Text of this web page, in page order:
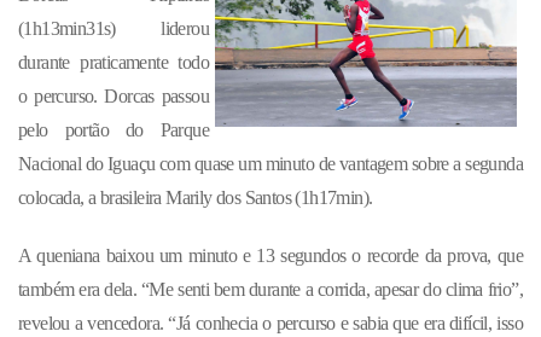
(1h13min31s) liderou
durante praticamente todo
o percurso. Dorcas passou
pelo portão do Parque
Nacional do Iguaçu com quase um minuto de vantagem sobre a segunda
colocada, a brasileira Marily dos Santos (1h17min).
A queniana baixou um minuto e 13 segundos o recorde da prova, que
também era dela. “Me senti bem durante a corrida, apesar do clima frio”,
revelou a vencedora. “Já conhecia o percurso e sabia que era difícil, isso